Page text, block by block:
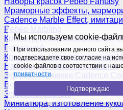
Мраморные эффекты,
Cadence Marble Effect,
Pebeo Marbling
Краски для марморирования
Германия)
Краски для марморирования
Наборы для марморирования
Эффект керамики Cadence
Венецианская штукатурка
Эффекты разные
Миниатюра, изготовление
Мы используем cookie-
При использовании данного сайта вы
подтверждаете свое согласие на
cookie-файлов в соответствии с
приватности.
Подтверждаю